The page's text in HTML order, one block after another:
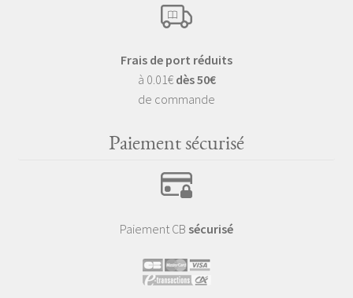
Frais de port réduits
à 0.01€ dès 50€
de commande
Paiement sécurisé
Paiement CB sécurisé